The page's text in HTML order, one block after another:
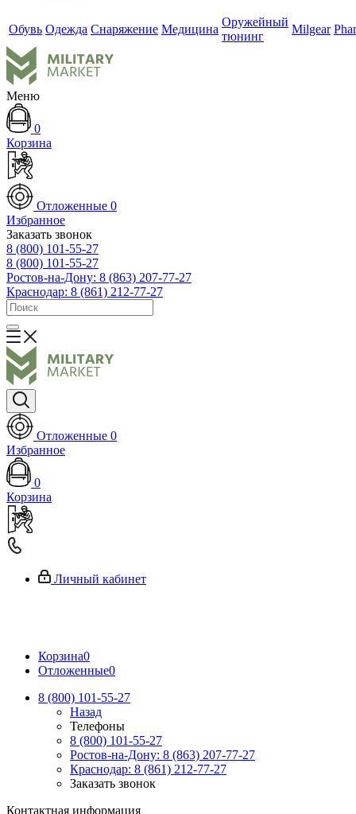
Обувь Одежда Снаряжение Медицина
Оружейный
тюнинг
Milgear
Меню
0
Корзина
Отложенные 0
Избранное
Заказать звонок
8 (800) 101-55-27
8 (800) 101-55-27
Ростов-на-Дону: 8 (863) 207-77-27
Краснодар: 8 (861) 212-77-27
Отложенные 0
Избранное
0
Корзина
Личный кабинет
Корзина0
Отложенные0
8 (800) 101-55-27
Назад
Телефоны
8 (800) 101-55-27
Ростов-на-Дону: 8 (863) 207-77-27
Краснодар: 8 (861) 212-77-27
Заказать звонок
Контактная информация